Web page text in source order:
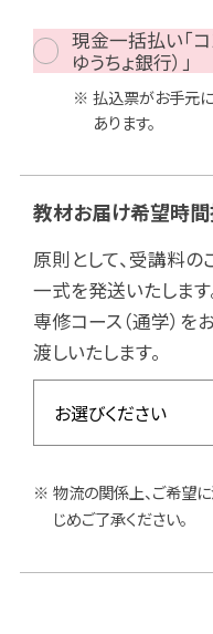
現金一括払い「
ゆうちょ銀行）」
払込票がお手元
あります。
教材お届け希望時
原則として、受講料
一式を発送いたします
専修コース（通学）を
渡しいたします。
物流の関係上、ご希望
じめご了承ください。